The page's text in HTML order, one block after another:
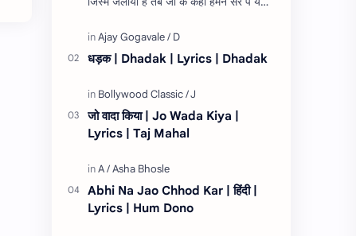
तेरे लिये १…
धड़क | Dhadak | Lyrics | Dhadak
जो वादा किया | Jo Wada Kiya |
Lyrics | Taj Mahal
Abhi Na Jao Chhod Kar | हिंदी |
Lyrics | Hum Dono